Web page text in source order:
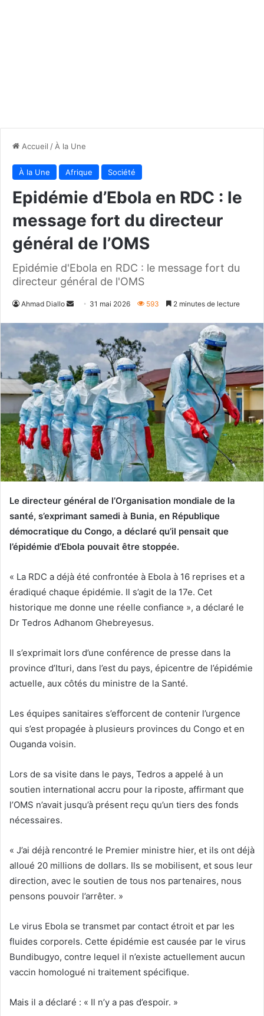
Accueil / À la Une
À la Une Afrique Société
Epidémie d’Ebola en RDC : le
message fort du directeur
général de l’OMS
Epidémie d'Ebola en RDC : le message fort du
directeur général de l'OMS
Ahmad Diallo
Envoyer31 mai 2026 593 2 minutes de lecture
Le directeur général de l’Organisation mondiale de la
santé, s’exprimant samedi à Bunia, en République
démocratique du Congo, a déclaré qu’il pensait que
l’épidémie d’Ebola pouvait être stoppée.
« La RDC a déjà été confrontée à Ebola à 16 reprises et a
éradiqué chaque épidémie. Il s’agit de la 17e. Cet
historique me donne une réelle confiance », a déclaré le
Dr Tedros Adhanom Ghebreyesus.
Il s’exprimait lors d’une conférence de presse dans la
province d’Ituri, dans l’est du pays, épicentre de l’épidémie
actuelle, aux côtés du ministre de la Santé.
Les équipes sanitaires s’efforcent de contenir l’urgence
qui s’est propagée à plusieurs provinces du Congo et en
Ouganda voisin.
Lors de sa visite dans le pays, Tedros a appelé à un
soutien international accru pour la riposte, affirmant que
l’OMS n’avait jusqu’à présent reçu qu’un tiers des fonds
nécessaires.
« J’ai déjà rencontré le Premier ministre hier, et ils ont déjà
alloué 20 millions de dollars. Ils se mobilisent, et sous leur
direction, avec le soutien de tous nos partenaires, nous
pensons pouvoir l’arrêter. »
Le virus Ebola se transmet par contact étroit et par les
fluides corporels. Cette épidémie est causée par le virus
Bundibugyo, contre lequel il n’existe actuellement aucun
vaccin homologué ni traitement spécifique.
Mais il a déclaré : « Il n’y a pas d’espoir. »